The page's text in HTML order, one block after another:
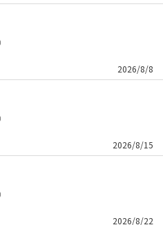
2026/8/8
2026/8/15
2026/8/22